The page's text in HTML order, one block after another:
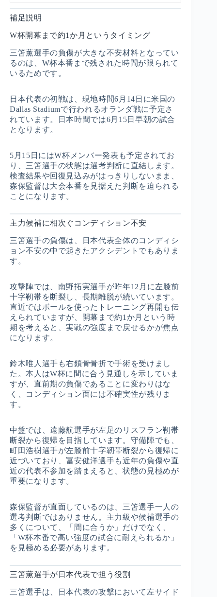
補足説明
W杯開幕まで約1か月というタイミング
三笘薫選手の負傷が大きな不安材料となってい
るのは、W杯本番まで残された時間が限られて
いるためです。
日本代表の初戦は、現地時間6月14日に米国の
Dallas Stadiumで行われるオランダ戦に予定さ
れています。日本時間では6月15日早朝の試合
となります。
5月15日にはW杯メンバー発表も予定されてお
り、三笘選手の状態は選考判断に直結します。
検査結果や回復見込みがはっきりしないまま、
森保監督は大会本番を見据えた判断を迫られる
ことになります。
主力候補に相次ぐコンディション不安
三笘選手の負傷は、日本代表全体のコンディシ
ョン不安の中で起きたアクシデントでもありま
す。
攻撃陣では、南野拓実選手が昨年12月に左膝前
十字靭帯を断裂し、長期離脱が続いています。
直近ではボールを使ったトレーニング再開も伝
えられていますが、開幕まで約1か月という時
期を考えると、実戦の強度まで戻せるかが焦点
になります。
鈴木唯人選手も右鎖骨骨折で手術を受けまし
た。本人はW杯に間に合う見通しを示していま
すが、直前期の負傷であることに変わりはな
く、コンディション面には不確実性が残りま
す。
中盤では、遠藤航選手が左足のリスフラン靭帯
断裂から復帰を目指しています。守備陣でも、
町田浩樹選手が左膝前十字靭帯断裂から復帰に
近づいており、冨安健洋選手も近年の負傷や直
近の代表不参加を踏まえると、状態の見極めが
重要になります。
森保監督が直面しているのは、三笘選手一人の
選考判断ではありません。主力級や候補選手の
多くについて、「間に合うか」だけでなく、
「W杯本番で高い強度の試合に耐えられるか」
を見極める必要があります。
三笘薫選手が日本代表で担う役割
三笘選手は、日本代表の攻撃において左サイド